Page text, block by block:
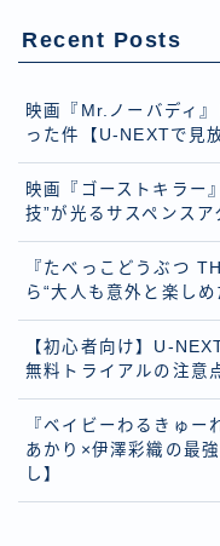
Recent Posts
映画『Mr.ノーバディ
った件【U-NEXTで見
映画『ゴーストキラー
技”が光るサスペンス
『たべっこどうぶつ
ら“大人も意外と楽し
【初心者向け】U-
無料トライアルの注意
『ベイビーわるきゅ
あかり×伊澤彩織の最
し】